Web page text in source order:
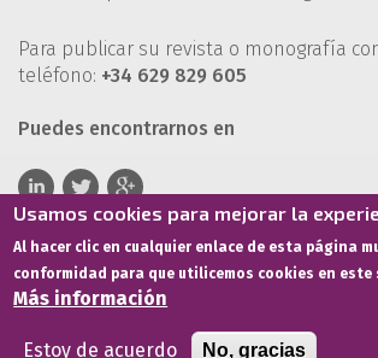
Para publicar su revista o monografía
teléfono: +34 629 829 605
Puedes encontrarnos en
Términos de servicio Política de privacidad
Usamos cookies para mejorar la
Al hacer clic en cualquier enlace de esta página
conformidad para que utilicemos cookies en
Más información
Estoy de acuerdo No, gracias